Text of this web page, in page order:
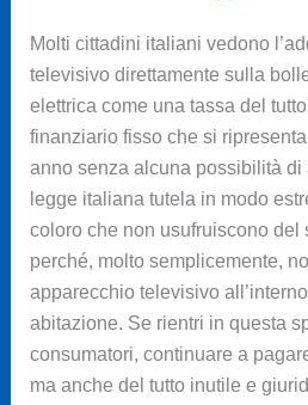
Molti cittadini italiani vedono
televisivo direttamente sulla
elettrica come una tassa del
finanziario fisso che si
anno senza alcuna possibilità di
legge italiana tutela in modo
coloro che non usufruiscono
perché, molto semplicemente,
apparecchio televisivo
abitazione. Se rientri in questa
consumatori, continuare a
ma anche del tutto inutile e